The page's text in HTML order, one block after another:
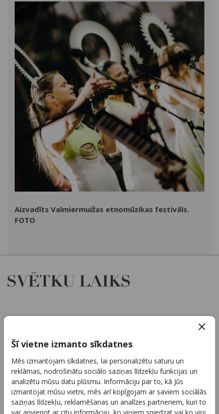
Šī vietne izmanto sīkdatnes
Mēs izmantojam sīkdatnes, lai personalizētu saturu un
reklāmas, nodrošinātu sociālo saziņas līdzekļu funkcijas un
analizētu mūsu datu plūsmu. Informāciju par to, kā Jūs
izmantojat mūsu vietni, mēs arī kopīgojam ar saviem sociālās
saziņas līdzekļu, reklamēšanas un analīzes partneriem, kuri to
Aizvadīts Valmiermuižas etnomūzikas festivāls.
FOTO
Reklāma
Arhīvs
Sadarbība
Autortiesības
Privātuma politika